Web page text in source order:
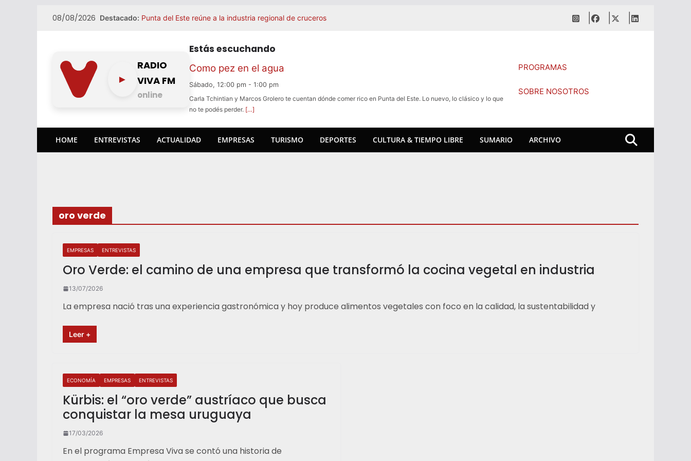
08/08/2026 Destacado: Punta del Este reúne a la industria regional de cruceros
uruguaya a ciudades como Madrid, Cannes y Nueva York.
semana
Weiss Burger prepara su llegada a La Barra y se expande en
Uruguay
São Paulo se consolida como mercado clave para el turismo
►
RADIO
VIVA FM
online
Estás escuchando
Como pez en el agua
Sábado, 12:00 pm -1:00 pm
Carla Tchintian y Marcos Grolero te cuentan dónde comer rico en Punta del Este. Lo nuevo, lo clásico y lo que
no te podés perder. […]
PROGRAMAS
SOBRE NOSOTROS
HOME ENTREVISTAS ACTUALIDAD EMPRESAS TURISMO DEPORTES CULTURA & TIEMPO LIBRE SUMARIO ARCHIVO
oro verde
EMPRESAS ENTREVISTAS
Oro Verde: el camino de una empresa que transformó la cocina vegetal en industria
13/07/2026
La empresa nació tras una experiencia gastronómica y hoy produce alimentos vegetales con foco en la calidad, la sustentabilidad y
Leer +
ECONOMÍA EMPRESAS ENTREVISTAS
Kürbis: el “oro verde” austríaco que busca
conquistar la mesa uruguaya
17/03/2026
En el programa Empresa Viva se contó una historia de